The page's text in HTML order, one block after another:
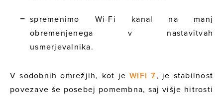
spremenimo Wi-Fi kanal na manj
obremenjenega v nastavitvah
usmerjevalnika.
V sodobnih omrežjih, kot jeWiFi 7, je stabilnost
povezave še posebej pomembna, saj višje hitrosti